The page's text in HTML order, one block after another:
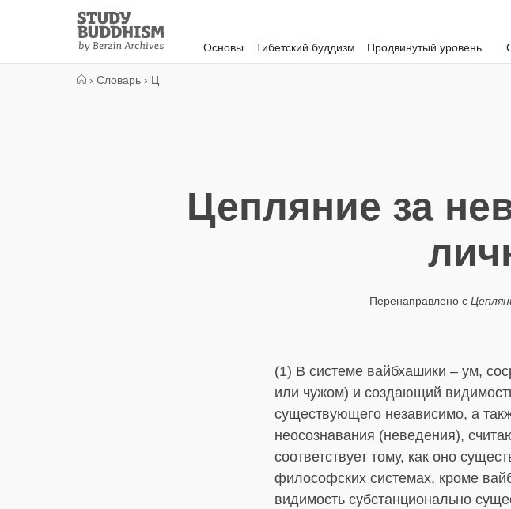
Study
Buddhism
Home
Основы Тибетский буддизм Продвинутый уровень
› Словарь › Ц
Цепляние за
Перенаправлено с
(1) В системе вайбхашики – ум,
или чужом) и создающий
существующего независимо, а
неосознавания (неведения),
соответствует тому, как оно
философских системах, кроме
видимость субстанционально